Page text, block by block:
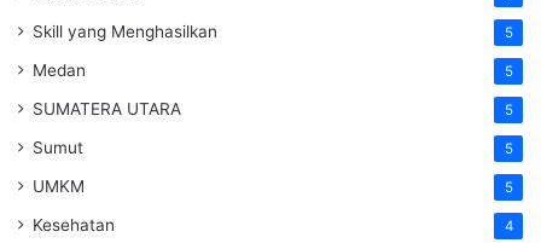
Skill yang Menghasilkan 5
Medan 5
SUMATERA UTARA 5
Sumut 5
UMKM 5
Kesehatan 4